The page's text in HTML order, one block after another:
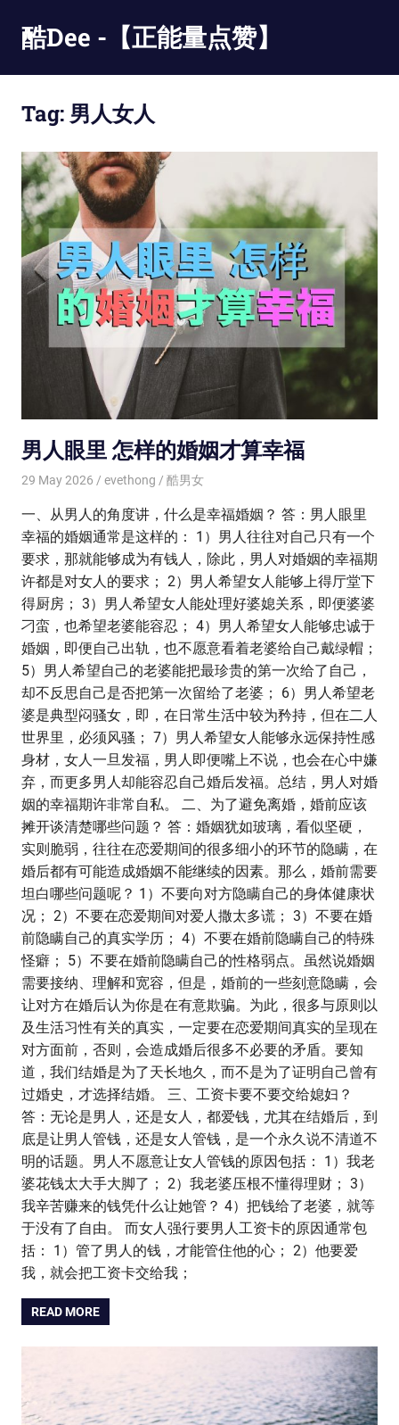
content
酷Dee -【正能量点赞】
最
有
更
酷
Tag: 男人女人
男人眼里 怎样的婚姻才算幸福
29 May 2026 evethong 酷男女
一、从男人的角度讲，什么是幸福婚姻？ 答：男人眼里
幸福的婚姻通常是这样的： 1）男人往往对自己只有一个
要求，那就能够成为有钱人，除此，男人对婚姻的幸福期
许都是对女人的要求； 2）男人希望女人能够上得厅堂下
得厨房； 3）男人希望女人能处理好婆媳关系，即便婆婆
刁蛮，也希望老婆能容忍； 4）男人希望女人能够忠诚于
婚姻，即便自己出轨，也不愿意看着老婆给自己戴绿帽；
5）男人希望自己的老婆能把最珍贵的第一次给了自己，
却不反思自己是否把第一次留给了老婆； 6）男人希望老
婆是典型闷骚女，即，在日常生活中较为矜持，但在二人
世界里，必须风骚； 7）男人希望女人能够永远保持性感
身材，女人一旦发福，男人即便嘴上不说，也会在心中嫌
弃，而更多男人却能容忍自己婚后发福。总结，男人对婚
姻的幸福期许非常自私。 二、为了避免离婚，婚前应该
摊开谈清楚哪些问题？ 答：婚姻犹如玻璃，看似坚硬，
实则脆弱，往往在恋爱期间的很多细小的环节的隐瞒，在
婚后都有可能造成婚姻不能继续的因素。那么，婚前需要
坦白哪些问题呢？ 1）不要向对方隐瞒自己的身体健康状
况； 2）不要在恋爱期间对爱人撒太多谎； 3）不要在婚
前隐瞒自己的真实学历； 4）不要在婚前隐瞒自己的特殊
怪癖； 5）不要在婚前隐瞒自己的性格弱点。虽然说婚姻
需要接纳、理解和宽容，但是，婚前的一些刻意隐瞒，会
让对方在婚后认为你是在有意欺骗。为此，很多与原则以
及生活习性有关的真实，一定要在恋爱期间真实的呈现在
对方面前，否则，会造成婚后很多不必要的矛盾。要知
道，我们结婚是为了天长地久，而不是为了证明自己曾有
过婚史，才选择结婚。 三、工资卡要不要交给媳妇？
答：无论是男人，还是女人，都爱钱，尤其在结婚后，到
底是让男人管钱，还是女人管钱，是一个永久说不清道不
明的话题。男人不愿意让女人管钱的原因包括： 1）我老
婆花钱太大手大脚了； 2）我老婆压根不懂得理财； 3）
我辛苦赚来的钱凭什么让她管？ 4）把钱给了老婆，就等
于没有了自由。 而女人强行要男人工资卡的原因通常包
括： 1）管了男人的钱，才能管住他的心； 2）他要爱
我，就会把工资卡交给我；
READ MORE